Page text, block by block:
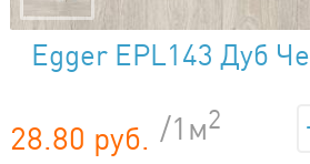
Egger EPL143 Дуб
28.80 руб. /1м2